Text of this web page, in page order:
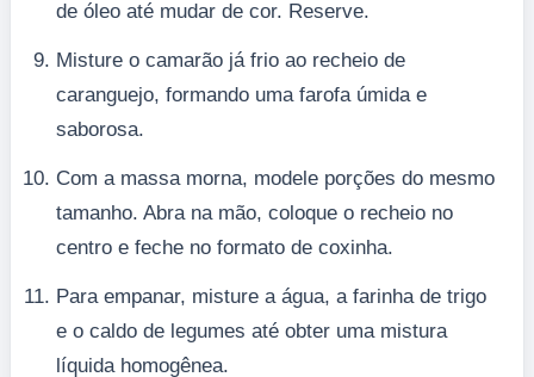
de óleo até mudar de cor. Reserve.
Misture o camarão já frio ao recheio de
caranguejo, formando uma farofa úmida e
saborosa.
Com a massa morna, modele porções do mesmo
tamanho. Abra na mão, coloque o recheio no
centro e feche no formato de coxinha.
Para empanar, misture a água, a farinha de trigo
e o caldo de legumes até obter uma mistura
líquida homogênea.